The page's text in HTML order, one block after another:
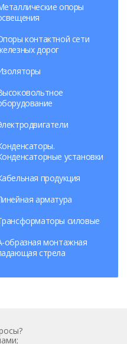
опоры
контактной сети
дорог
установки
продукция
арматура
силовые
образная монтажная
стрела